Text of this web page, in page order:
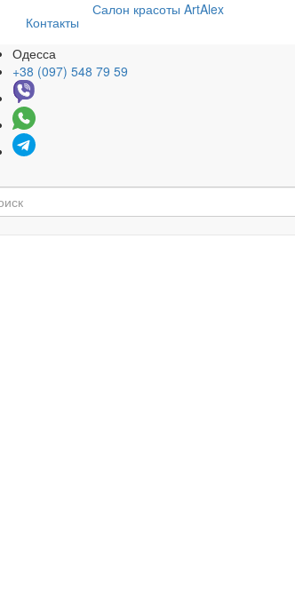
Контакты
Салон красоты ArtAlex
Одесса
+38 (097) 548 79 59